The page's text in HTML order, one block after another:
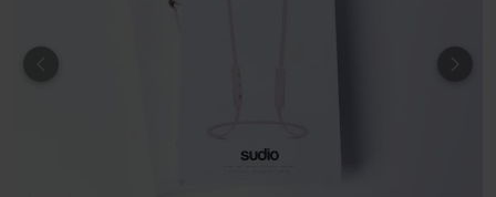
Föregående